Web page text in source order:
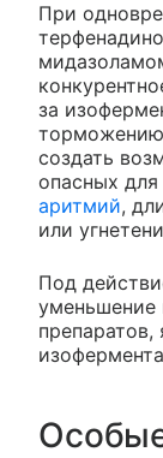
При
за
торможению
создать
опасных
аритмий,
или
Под
уменьшение